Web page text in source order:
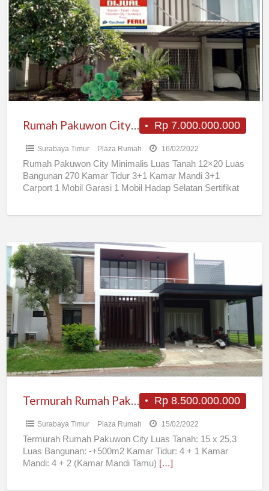
City
Minimalis
Rp 7.000.000.000
Rumah Pakuwon City Minimalis
Surabaya Timur Plaza Rumah 16/02/2022
Rumah Pakuwon City Minimalis Luas Tanah 12×20 Luas
Bangunan 270 Kamar Tidur 3+1 Kamar Mandi 3+1
Carport 1 Mobil Garasi 1 Mobil Hadap Selatan Sertifikat
Termurah
Rumah
Pakuwon
City
Rp 8.500.000.000
Termurah Rumah Pakuwon City
Surabaya Timur Plaza Rumah 15/02/2022
Termurah Rumah Pakuwon City Luas Tanah: 15 x 25,3
Luas Bangunan: -+500m2 Kamar Tidur: 4 + 1 Kamar
Mandi: 4 + 2 (Kamar Mandi Tamu) […]